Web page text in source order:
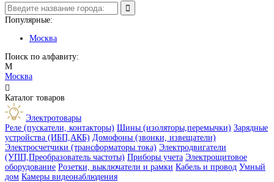
Популярные:
Москва
Поиск по алфавиту:
М
Москва

Каталог товаров
Электротовары
Реле (пускатели, контакторы) Шины (изоляторы,перемычки) Зарядные
устройства (ИБП,АКБ) Домофоны (звонки, извещатели)
Электросчетчики (трансформаторы тока) Электродвигатели
(УПП,Преобразователь частоты) Приборы учета Электрощитовое
оборудование Розетки, выключатели и рамки Кабель и провод Умный
дом Камеры видеонаблюдения